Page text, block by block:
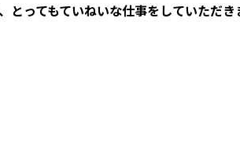
とってもていねいな仕事をしていただ